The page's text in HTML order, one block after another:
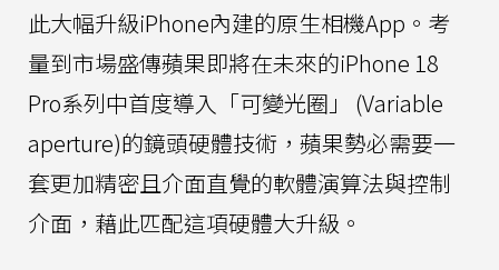
此大幅升級iPhone內建的原生相機App。考
量到市場盛傳蘋果即將在未來的iPhone 18
Pro系列中首度導入「可變光圈」 (Variable
aperture)的鏡頭硬體技術，蘋果勢必需要一
套更加精密且介面直覺的軟體演算法與控制
介面，藉此匹配這項硬體大升級。